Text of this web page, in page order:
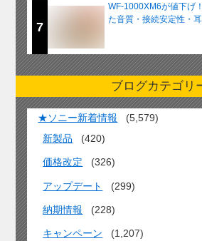
7
WF-1000XM6が値下げ
た音質・接続安定性・
ブログカテゴリ
★ソニー新着情報
(5,579)
新製品
(420)
価格改定 (326)
アップデート (299)
納期情報 (228)
キャンペーン (1,207)